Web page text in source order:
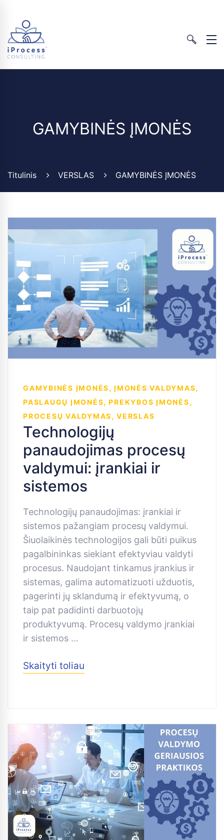
GAMYBINĖS ĮMONĖS
Titulinis VERSLAS GAMYBINĖS ĮMONĖS
GAMYBINĖS ĮMONĖS, ĮMONĖS VALDYMAS,
PASLAUGŲ ĮMONĖS,PREKYBOS ĮMONĖS,
PROCESŲ VALDYMAS, VERSLAS
Technologijų
panaudojimas procesų
valdymui: įrankiai ir
sistemos
Technologijų panaudojimas: įrankiai ir
sistemos pažangiam procesų valdymui.
Šiuolaikinės technologijos gali būti puikus
pagalbininkas siekiant efektyviau valdyti
procesus. Naudojant tinkamus įrankius ir
sistemas, galima automatizuoti užduotis,
pagerinti jų sklandumą ir efektyvumą, o
taip pat padidinti darbuotojų
produktyvumą. Procesų valdymo įrankiai
ir sistemos …
Skaityti toliau